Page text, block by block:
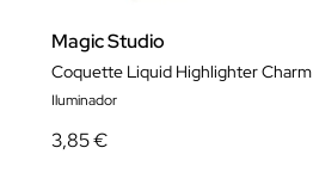
Magic Studio
Coquette Liquid Highlighter Charm
Iluminador
3,85 €